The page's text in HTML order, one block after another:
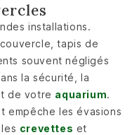
installations.
tapis de
souvent négligés
la sécurité, la
de votre aquarium.
empêche les évasions
crevettes et